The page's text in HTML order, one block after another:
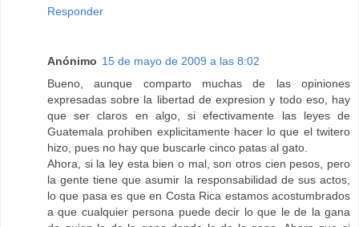
Responder
Anónimo 15 de mayo de 2009 a las 8:02
Bueno, aunque comparto muchas de las opiniones
expresadas sobre la libertad de expresion y todo eso, hay
que ser claros en algo, si efectivamente las leyes de
Guatemala prohiben explicitamente hacer lo que el twitero
hizo, pues no hay que buscarle cinco patas al gato.
Ahora, si la ley esta bien o mal, son otros cien pesos, pero
la gente tiene que asumir la responsabilidad de sus actos,
lo que pasa es que en Costa Rica estamos acostumbrados
a que cualquier persona puede decir lo que le de la gana